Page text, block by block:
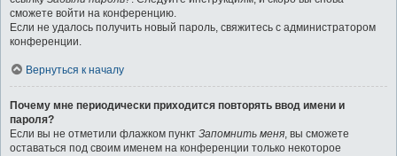
сможете войти на конференцию.
Если не удалось получить новый пароль, свяжитесь с администратором
конференции.
Вернуться к началу
Почему мне периодически приходится повторять ввод имени и
пароля?
Если вы не отметили флажком пункт Запомнить меня, вы сможете
оставаться под своим именем на конференции только некоторое